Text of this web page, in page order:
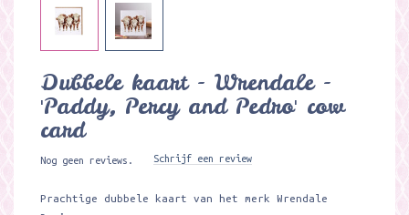
Dubbele kaart - Wrendale -
'Paddy, Percy and Pedro' cow
card
Nog geen reviews. Schrijf een review
Prachtige dubbele kaart van het merk Wrendale